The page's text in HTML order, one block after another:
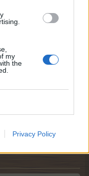
my
the
Privacy Policy